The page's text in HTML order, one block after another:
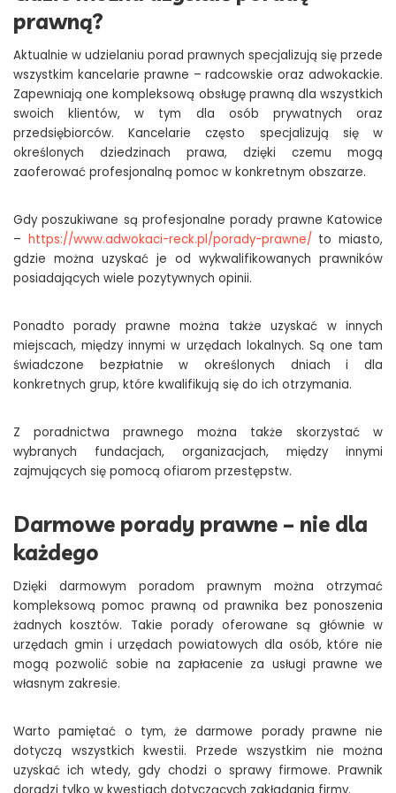
prawną?
Aktualnie w udzielaniu porad prawnych specjalizują się przede
wszystkim kancelarie prawne – radcowskie oraz adwokackie.
Zapewniają one kompleksową obsługę prawną dla wszystkich
swoich klientów, w tym dla osób prywatnych oraz
przedsiębiorców. Kancelarie często specjalizują się w
określonych dziedzinach prawa, dzięki czemu mogą
zaoferować profesjonalną pomoc w konkretnym obszarze.
Gdy poszukiwane są profesjonalne porady prawne Katowice
– https://www.adwokaci-reck.pl/porady-prawne/ to miasto,
gdzie można uzyskać je od wykwalifikowanych prawników
posiadających wiele pozytywnych opinii.
Ponadto porady prawne można także uzyskać w innych
miejscach, między innymi w urzędach lokalnych. Są one tam
świadczone bezpłatnie w określonych dniach i dla
konkretnych grup, które kwalifikują się do ich otrzymania.
Z poradnictwa prawnego można także skorzystać w
wybranych fundacjach, organizacjach, między innymi
zajmujących się pomocą ofiarom przestępstw.
Darmowe porady prawne – nie dla
każdego
Dzięki darmowym poradom prawnym można otrzymać
kompleksową pomoc prawną od prawnika bez ponoszenia
żadnych kosztów. Takie porady oferowane są głównie w
urzędach gmin i urzędach powiatowych dla osób, które nie
mogą pozwolić sobie na zapłacenie za usługi prawne we
własnym zakresie.
Warto pamiętać o tym, że darmowe porady prawne nie
dotyczą wszystkich kwestii. Przede wszystkim nie można
uzyskać ich wtedy, gdy chodzi o sprawy firmowe. Prawnik